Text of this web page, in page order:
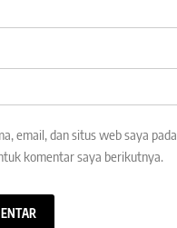
email, dan situs web saya pada
komentar saya berikutnya.